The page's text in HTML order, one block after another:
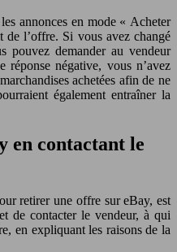
annonces en mode « Acheter
de l’offre. Si vous avez changé
pouvez demander au vendeur
réponse négative, vous n’avez
achetées afin de ne
également entraîner la
en contactant le
retirer une offre sur eBay, est
de contacter le vendeur, à qui
en expliquant les raisons de la